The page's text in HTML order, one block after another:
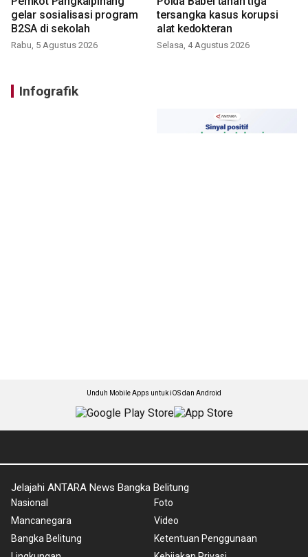
gelar sosialisasi program
B2SA di sekolah
Rabu, 5 Agustus 2026
tersangka kasus korupsi
alat kedokteran
Selasa, 4 Agustus 2026
Infografik
Unduh Mobile Apps untuk iOS dan Android
Jelajahi ANTARA News Bangka Belitung
Nasional
Mancanegara
Bangka Belitung
Foto
Video
Ketentuan Penggunaan